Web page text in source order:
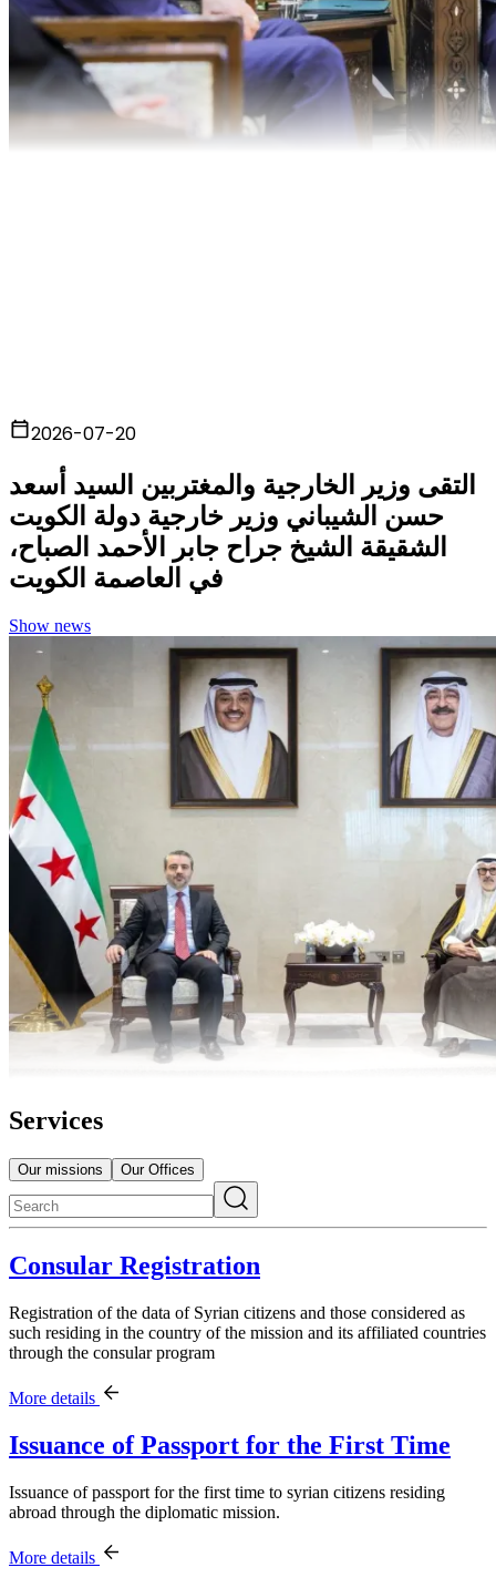
2026-07-20
التقى وزير الخارجية والمغتربين السيد أسعد
حسن الشيباني وزير خارجية دولة الكويت
الشقيقة الشيخ جراح جابر الأحمد الصباح،
في العاصمة الكويت
Show news
Services
Our missions Our Offices
Consular Registration
Registration of the data of Syrian citizens and those considered as
such residing in the country of the mission and its affiliated countries
through the consular program
More details
Issuance of Passport for the First Time
Issuance of passport for the first time to syrian citizens residing
abroad through the diplomatic mission.
More details